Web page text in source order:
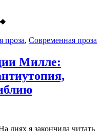
проза, Современная проза
Милле:
днях я закончила читать